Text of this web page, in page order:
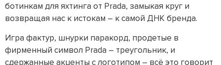
ботинкам для яхтинга от Prada, замыкая круг и
возвращая нас к истокам – к самой ДНК бренда.
Игра фактур, шнурки паракорд, продетые в
фирменный символ Prada – треугольник, и
сдержанные акценты с логотипом – всё это говорит